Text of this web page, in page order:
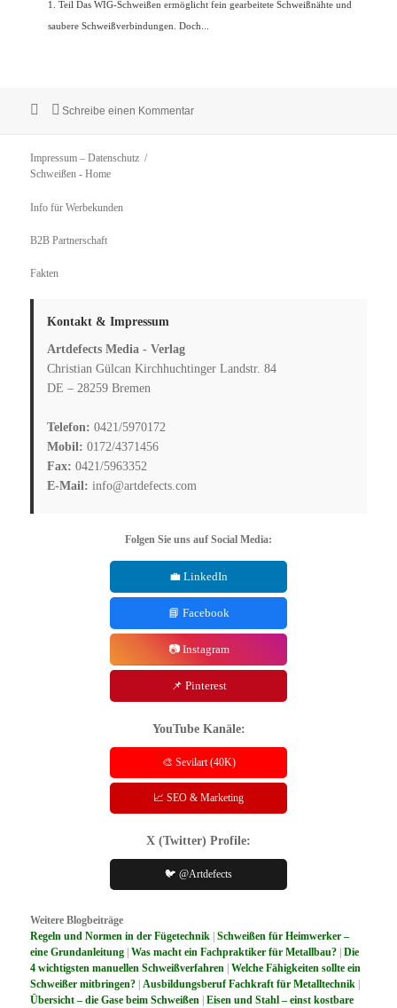
1. Teil Das WIG-Schweißen ermöglicht fein gearbeitete Schweißnähte und
saubere Schweißverbindungen. Doch...
Veröffentlicht
Schreibe einen Kommentarzu Diese Funktionen braucht ein mobiles
Impressum – Datenschutz
Schweißen - Home
Info für Werbekunden
B2B Partnerschaft
Fakten
Kontakt & Impressum
Artdefects Media - Verlag
Christian Gülcan Kirchhuchtinger Landstr. 84
DE – 28259 Bremen
Telefon: 0421/5970172
Mobil: 0172/4371456
Fax: 0421/5963352
E-Mail: info@artdefects.com
Folgen Sie uns auf Social Media:
💼 LinkedIn
📘 Facebook
📷 Instagram
📌 Pinterest
YouTube Kanäle:
🎨 Sevilart (40K)
📈 SEO & Marketing
X (Twitter) Profile:
🐦 @Artdefects
Weitere Blogbeiträge
Regeln und Normen in der Fügetechnik |Schweißen für Heimwerker –
eine Grundanleitung |Was macht ein Fachpraktiker für Metallbau? |Die
4 wichtigsten manuellen Schweißverfahren |Welche Fähigkeiten sollte ein
Schweißer mitbringen? |Ausbildungsberuf Fachkraft für Metalltechnik
Übersicht – die Gase beim Schweißen |Eisen und Stahl – einst kostbare